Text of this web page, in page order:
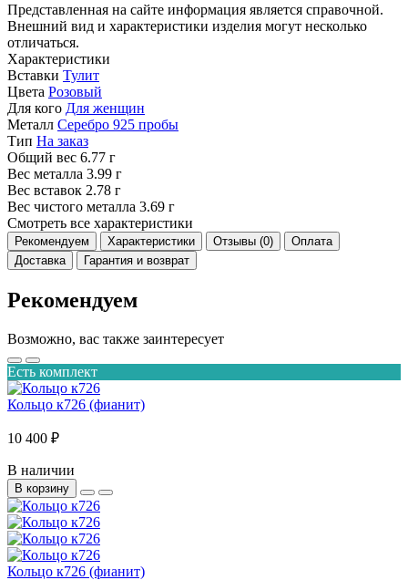
Представленная на сайте информация является справочной.
Внешний вид и характеристики изделия могут несколько
отличаться.
Характеристики
Вставки Тулит
Цвета Розовый
Для кого Для женщин
Металл Серебро 925 пробы
Тип На заказ
Общий вес 6.77 г
Вес металла 3.99 г
Вес вставок 2.78 г
Вес чистого металла 3.69 г
Смотреть все характеристики
Рекомендуем Характеристики Отзывы (0)
Оплата
Доставка
Гарантия и возврат
Рекомендуем
Возможно, вас также заинтересует
Есть комплект
Кольцо к726 (фианит)
10 400 ₽
В наличии
В корзину
Кольцо к726 (фианит)